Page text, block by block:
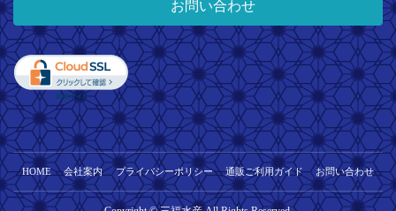
お問い合わせ
HOME 会社案内 プライバシーポリシー 通販ご利用ガイド お問い合わせ